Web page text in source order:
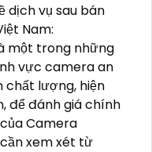
dịch vụ sau bán
Nam:
một trong những
vực camera an
chất lượng, hiện
để đánh giá chính
Camera
xem xét từ